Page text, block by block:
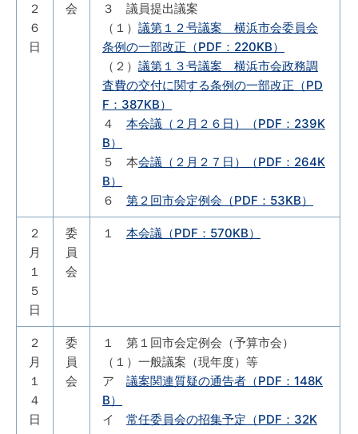
２
６
日
会
３ 議員提出議案
（１） 議第１２号議案 横浜市会委員会
条例の一部改正（PDF：220KB）
（２） 議第１３号議案 横浜市会政務調
査費の交付に関する条例の一部改正（PD
F：387KB）
４ 本会議（２月２６日）（PDF：239K
B）
５ 本会議（２月２７日）（PDF：264K
B）
６ 第２回市会定例会（PDF：53KB）
２
月
１
５
日
委
員
会
１ 本会議（PDF：570KB）
２
月
１
４
日
委
員
会
１ 第１回市会定例会（予算市会）
（１）一般議案（現年度）等
ア 議案関連質疑の通告者（PDF：148K
B）
イ 常任委員会の招集予定（PDF：32K